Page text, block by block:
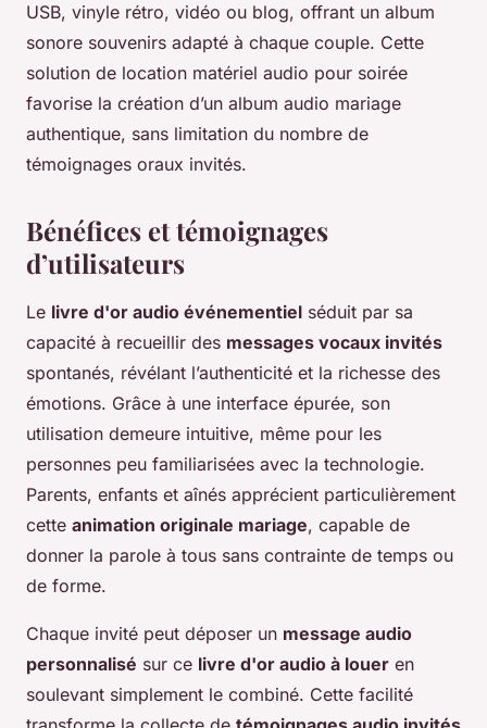
USB, vinyle rétro, vidéo ou blog, offrant un album
sonore souvenirs adapté à chaque couple. Cette
solution de location matériel audio pour soirée
favorise la création d’un album audio mariage
authentique, sans limitation du nombre de
témoignages oraux invités.
Bénéfices et témoignages
d’utilisateurs
Le livre d'or audio événementiel séduit par sa
capacité à recueillir des messages vocaux invités
spontanés, révélant l’authenticité et la richesse des
émotions. Grâce à une interface épurée, son
utilisation demeure intuitive, même pour les
personnes peu familiarisées avec la technologie.
Parents, enfants et aînés apprécient particulièrement
cette animation originale mariage, capable de
donner la parole à tous sans contrainte de temps ou
de forme.
Chaque invité peut déposer un message audio
personnalisé sur ce livre d'or audio à louer en
soulevant simplement le combiné. Cette facilité